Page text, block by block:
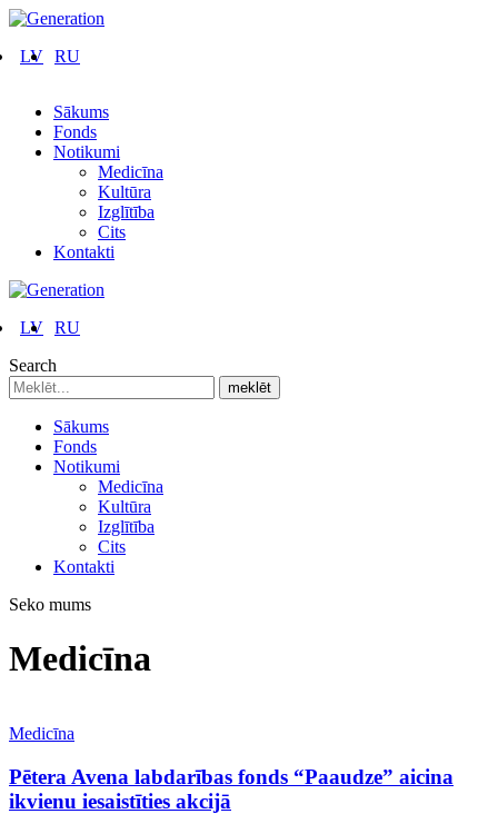
LV RU
Sākums
Fonds
Notikumi
Medicīna
Kultūra
Izglītība
Cits
Kontakti
LV RU
Search
Sākums
Fonds
Notikumi
Medicīna
Kultūra
Izglītība
Cits
Kontakti
Seko mums
Medicīna
Medicīna
Pētera Avena labdarības fonds “Paaudze” aicina
ikvienu iesaistīties akcijā